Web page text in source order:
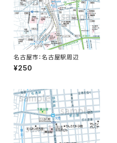
名古屋市：名古屋駅周辺
¥250